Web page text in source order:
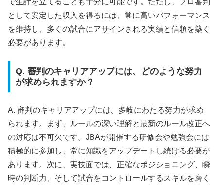
で生計を立てることも十分に可能です。ただし、プロ審判
として安定した収入を得るには、常に高いパフォーマンス
を維持し、多くの試合にアサインされる実績と信頼を築く
必要があります。
Q. 審判のキャリアアップには、どのような努力
が求められますか？
A. 審判のキャリアアップには、多岐にわたる努力が求め
られます。まず、ルールの深い理解と最新のルール改正へ
の対応は不可欠です。JBAが開催する研修会や勉強会には
積極的に参加し、常に知識をアップデートし続ける必要が
あります。次に、実技面では、正確なポジショニング、瞬
時の判断力、そして試合をコントロールするスキルを磨く